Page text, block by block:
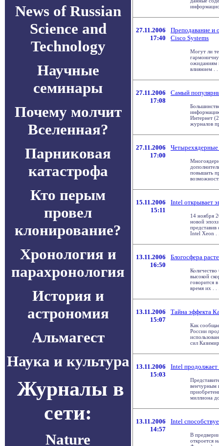
News of Russian
Science and
Technology
Научные
семинары
Почему молчит
Вселенная?
Парниковая
катастрофа
Кто перым
провел
клонирование?
Хронология и
парахронология
История и
астрономия
Альмагест
Наука и культура
Журналы в
сети:
Nature
27.11.2006
17:40
Преподавание и
Cisco Systems
Могут ли
ожиданиям
влиянием . .
27.11.2006
17:08
Самый
Интернет
журналов
27.11.2006
17:00
повышать
15.11.2006
15:11
Intel открывает
14 ноября
новой
представив
Intel Xeon .
13.11.2006
16:50
Блогосфера
Количество
высокой
говорится
время их . .
13.11.2006
15:07
Тайна эффекта
Как
России
сил
13.11.2006
15:03
Intel продолжает
венчурным
миллиона
13.11.2006
14:57
Intel
В
откроется